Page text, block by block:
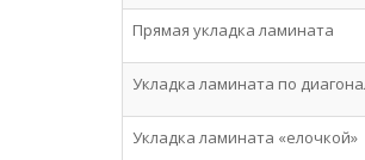
Прямая укладка ламината
Укладка ламината по
Укладка ламината «елочкой»